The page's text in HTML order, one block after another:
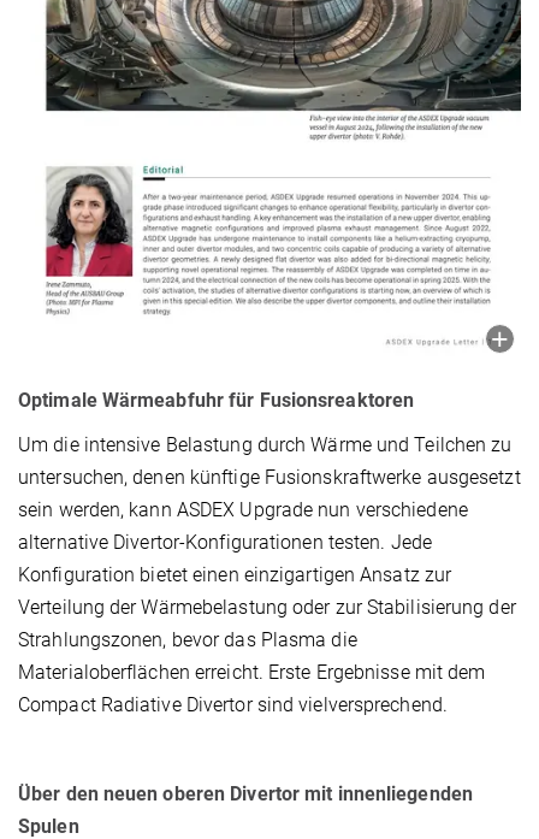
Optimale Wärmeabfuhr für Fusionsreaktoren
Um die intensive Belastung durch Wärme und Teilchen zu
untersuchen, denen künftige Fusionskraftwerke ausgesetzt
sein werden, kann ASDEX Upgrade nun verschiedene
alternative Divertor-Konfigurationen testen. Jede
Konfiguration bietet einen einzigartigen Ansatz zur
Verteilung der Wärmebelastung oder zur Stabilisierung der
Strahlungszonen, bevor das Plasma die
Materialoberflächen erreicht. Erste Ergebnisse mit dem
Compact Radiative Divertor sind vielversprechend.
Über den neuen oberen Divertor mit innenliegenden
Spulen